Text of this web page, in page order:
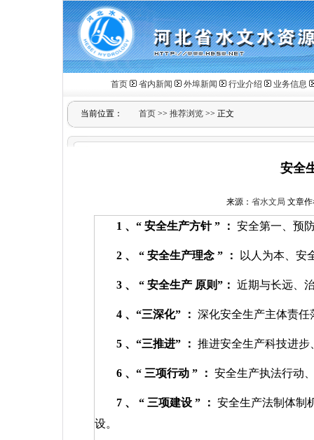
首页 省内新闻 外埠新闻 行业介绍 业务信息
当前位置： 首页 >> 推荐浏览 >> 正文
安全
来源： 省水文局 文章作
1 、“ 安全生产方针 ” ： 安全第一、预
2 、 “ 安全生产理念 ” ： 以人为本、安
3 、 “ 安全生产 原则”： 近期与长远、
4 、“三深化” ： 深化安全生产主体责
5 、“三推进” ： 推进安全生产科技进
6 、“ 三项行动 ” ： 安全生产执法行动
7 、 “ 三项建设 ” ：
安全生产法制体制
设。